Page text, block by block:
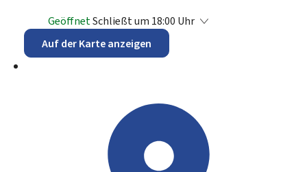
GeöffnetSchließt um 18:00 Uhr
Auf der Karte anzeigen